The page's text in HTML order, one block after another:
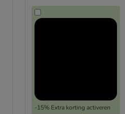
-15% Extra korting activeren